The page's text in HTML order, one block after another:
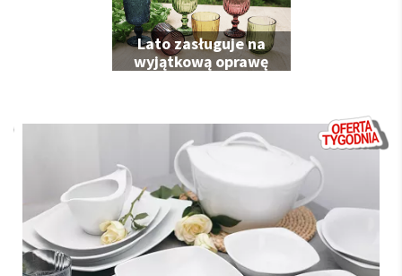
Lato zasługuje na
wyjątkową oprawę